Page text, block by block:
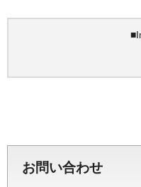
お問い合わせ